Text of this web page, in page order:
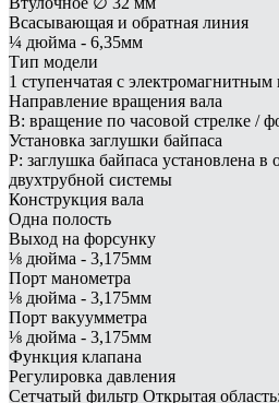
Всасывающая и обратная линия
¼ дюйма - 6,35мм
Тип модели
1 ступенчатая с
Направление вращения вала
B: вращение по часовой стрелке /
Установка заглушки байпаса
P: заглушка байпаса установлена
двухтрубной системы
Конструкция вала
Одна полость
Выход на форсунку
⅛ дюйма - 3,175мм
Порт манометра
⅛ дюйма - 3,175мм
Порт вакуумметра
⅛ дюйма - 3,175мм
Функция клапана
Регулировка давления
Сетчатый фильтр Открытая область: